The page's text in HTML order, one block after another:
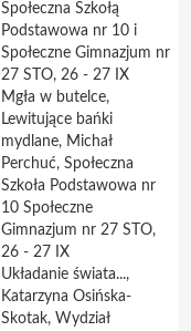
Społeczna Szkołą
Podstawowa nr 10 i
Społeczne Gimnazjum nr
27 STO, 26 - 27 IX
Mgła w butelce,
Lewitujące bańki
mydlane, Michał
Perchuć, Społeczna
Szkoła Podstawowa nr
10 Społeczne
Gimnazjum nr 27 STO,
26 - 27 IX
Układanie świata...,
Katarzyna Osińska-
Skotak, Wydział